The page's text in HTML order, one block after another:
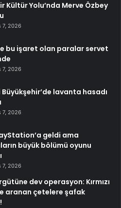
Kültür Yolu’nda Merve Özbey
7, 2026
bu işaret olan paralar servet
7, 2026
Büyükşehir’de lavanta hasadı
7, 2026
geldi ama
büyük bölümü oyunu
7, 2026
dev operasyon: Kırmızı
aranan çetelere şafak